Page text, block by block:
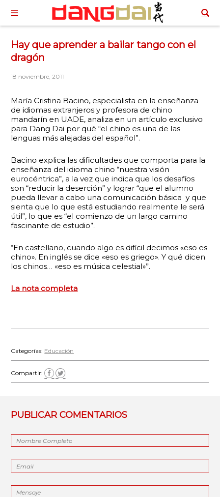
Hay que aprender a bailar tango con el
dragón
18 noviembre, 2011
María Cristina Bacino, especialista en la enseñanza
de idiomas extranjeros y profesora de chino
mandarín en UADE, analiza en un artículo exclusivo
para Dang Dai por qué “el chino es una de las
lenguas más alejadas del español”.
Bacino explica las dificultades que comporta para la
enseñanza del idioma chino “nuestra visión
eurocéntrica”, a la vez que indica que los desafíos
son “reducir la deserción” y lograr “que el alumno
pueda llevar a cabo una comunicación básica y que
sienta que lo que está estudiando realmente le será
útil”, lo que es “el comienzo de un largo camino
fascinante de estudio”.
“En castellano, cuando algo es difícil decimos «eso es
chino». En inglés se dice «eso es griego». Y qué dicen
los chinos… «eso es música celestial»”.
La nota completa
Categorías: Educación
Compartir:
PUBLICAR COMENTARIOS